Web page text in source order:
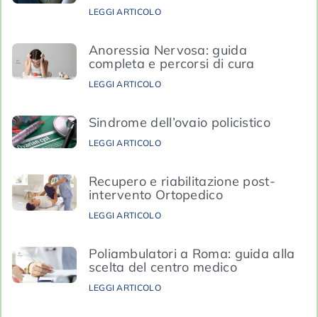
LEGGI ARTICOLO
Anoressia Nervosa: guida
completa e percorsi di cura
LEGGI ARTICOLO
Sindrome dell’ovaio policistico
LEGGI ARTICOLO
Recupero e riabilitazione post-
intervento Ortopedico
LEGGI ARTICOLO
Poliambulatori a Roma: guida alla
scelta del centro medico
LEGGI ARTICOLO